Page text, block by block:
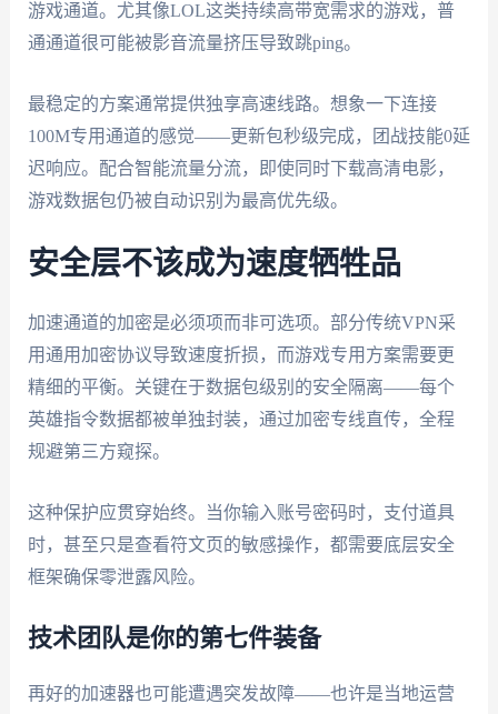
游戏通道。尤其像LOL这类持续高带宽需求的游戏，普
通通道很可能被影音流量挤压导致跳ping。
最稳定的方案通常提供独享高速线路。想象一下连接
100M专用通道的感觉——更新包秒级完成，团战技能0延
迟响应。配合智能流量分流，即使同时下载高清电影，
游戏数据包仍被自动识别为最高优先级。
安全层不该成为速度牺牲品
加速通道的加密是必须项而非可选项。部分传统VPN采
用通用加密协议导致速度折损，而游戏专用方案需要更
精细的平衡。关键在于数据包级别的安全隔离——每个
英雄指令数据都被单独封装，通过加密专线直传，全程
规避第三方窥探。
这种保护应贯穿始终。当你输入账号密码时，支付道具
时，甚至只是查看符文页的敏感操作，都需要底层安全
框架确保零泄露风险。
技术团队是你的第七件装备
再好的加速器也可能遭遇突发故障——也许是当地运营